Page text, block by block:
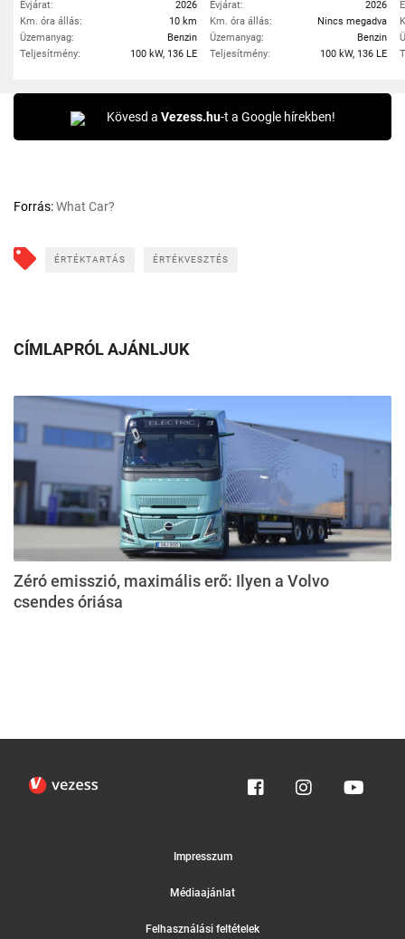
Évjárat:
2026
Km. óra állás:
10 km
Üzemanyag:
Benzin
Teljesítmény:
100 kW, 136 LE
Évjárat:
2026
Km. óra állás:
Nincs megadva
Üzemanyag:
Benzin
Teljesítmény:
100 kW, 136 LE
Kövesd a Vezess.hu-t a Google hírekben!
Forrás:What Car?
ÉRTÉKTARTÁS ÉRTÉKVESZTÉS
CÍMLAPRÓL AJÁNLJUK
Zéró emisszió, maximális erő: Ilyen a Volvo
csendes óriása
Impresszum
Médiaajánlat
Felhasználási feltételek